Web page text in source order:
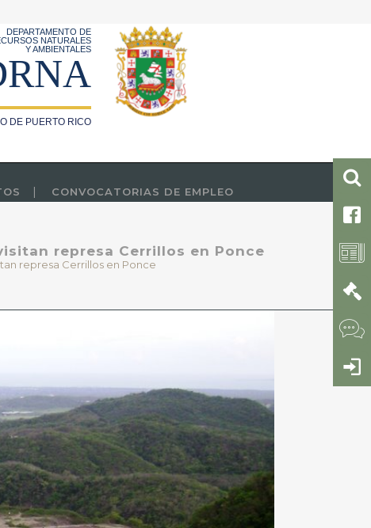
DEPARTAMENTO DE
NATURALES
Y AMBIENTALES
DE PUERTO RICO
CONVOCATORIAS DE EMPLEO
represa Cerrillos en Ponce
represa Cerrillos en Ponce